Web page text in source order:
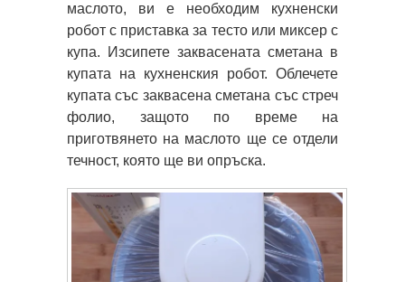
маслото, ви е необходим кухненски
робот с приставка за тесто или миксер с
купа. Изсипете заквасената сметана в
купата на кухненския робот. Облечете
купата със заквасена сметана със стреч
фолио, защото по време на
приготвянето на маслото ще се отдели
течност, която ще ви опръска.